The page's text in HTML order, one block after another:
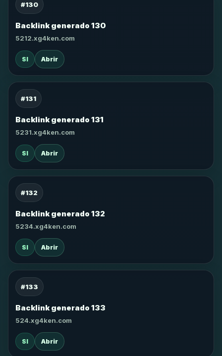
#130
Backlink generado 130
5212.xg4ken.com
SI Abrir
#131
Backlink generado 131
5231.xg4ken.com
SI Abrir
#132
Backlink generado 132
5234.xg4ken.com
SI Abrir
#133
Backlink generado 133
524.xg4ken.com
SI Abrir